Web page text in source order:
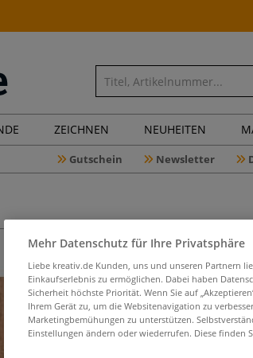
ZEICHNEN NEUHEITEN
Gutschein Newsletter
Mehr Datenschutz für Ihre Privatsphäre
Liebe kreativ.de Kunden, uns und unseren Partnern
Einkaufserlebnis zu ermöglichen. Dabei haben
Sicherheit höchste Priorität. Wenn Sie auf
Ihrem Gerät zu, um die Websitenavigation zu
Marketingbemühungen zu unterstützen.
Einstellungen ändern oder wiederrufen. Diese finden